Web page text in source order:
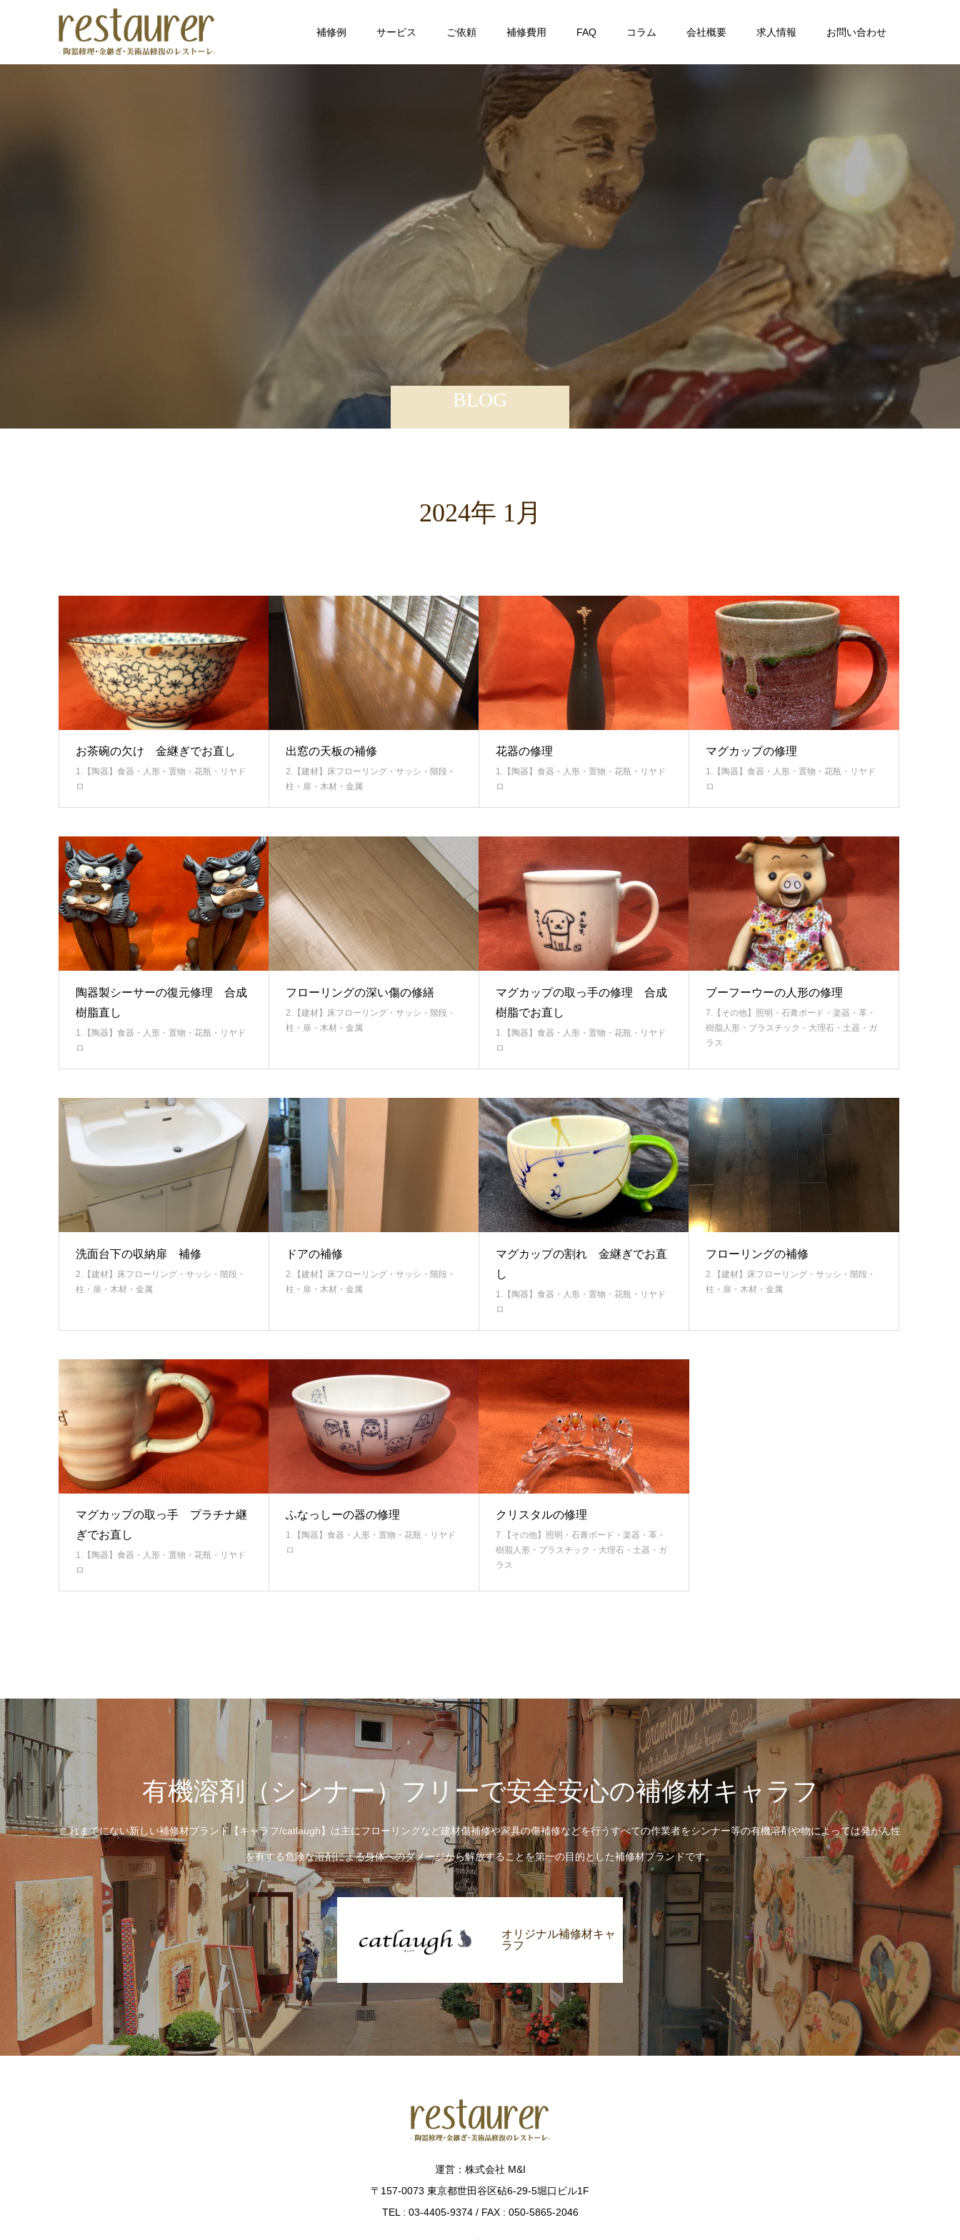
補修例 サービス ご依頼 補修費用 FAQ コラム 会社概要 求人情報 お問い合わせ
BLOG
2024年 1月
お茶碗の欠け 金継ぎでお直し
1.【陶器】食器・人形・置物・花瓶・リヤド
ロ
出窓の天板の補修
2.【建材】床フローリング・サッシ・階段・
柱・扉・木材・金属
花器の修理
1.【陶器】食器・人形・置物・花瓶・リヤド
ロ
マグカップの修理
1.【陶器】食器・人形・置物・花瓶・リヤド
ロ
陶器製シーサーの復元修理 合成
樹脂直し
1.【陶器】食器・人形・置物・花瓶・リヤド
ロ
フローリングの深い傷の修繕
2.【建材】床フローリング・サッシ・階段・
柱・扉・木材・金属
マグカップの取っ手の修理 合成
樹脂でお直し
1.【陶器】食器・人形・置物・花瓶・リヤド
ロ
ブーフーウーの人形の修理
7.【その他】照明・石膏ボード・楽器・革・
樹脂人形・プラスチック・大理石・土器・ガ
ラス
洗面台下の収納扉 補修
2.【建材】床フローリング・サッシ・階段・
柱・扉・木材・金属
ドアの補修
2.【建材】床フローリング・サッシ・階段・
柱・扉・木材・金属
マグカップの割れ 金継ぎでお直
し
1.【陶器】食器・人形・置物・花瓶・リヤド
ロ
フローリングの補修
2.【建材】床フローリング・サッシ・階段・
柱・扉・木材・金属
マグカップの取っ手 プラチナ継
ぎでお直し
1.【陶器】食器・人形・置物・花瓶・リヤド
ロ
ふなっしーの器の修理
1.【陶器】食器・人形・置物・花瓶・リヤド
ロ
クリスタルの修理
7.【その他】照明・石膏ボード・楽器・革・
樹脂人形・プラスチック・大理石・土器・ガ
ラス
有機溶剤（シンナー）フリーで安全安心の補修材キャラフ
これまでにない新しい補修材ブランド【キャラフ/catlaugh】は主にフローリングなど建材傷補修や家具の傷補修などを行うすべての作業者をシンナー等の有機溶剤や物によっては発がん性
を有する危険な溶剤による身体へのダメージから解放することを第一の目的とした補修材ブランドです。
オリジナル補修材キャ
ラフ
運営：株式会社 M&I
〒157-0073 東京都世田谷区砧6-29-5堀口ビル1F
TEL : 03-4405-9374 / FAX : 050-5865-2046